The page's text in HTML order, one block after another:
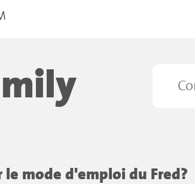
mode d'emploi du Fred?